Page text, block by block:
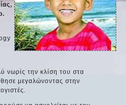
νωρίς την κλίση του στα
μεγαλώνοντας στην